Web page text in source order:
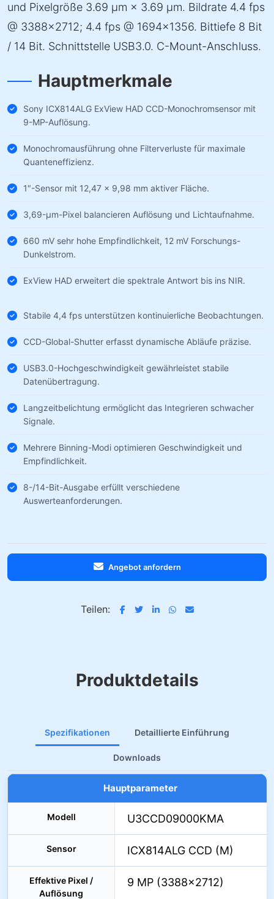
und Pixelgröße 3.69 µm × 3.69 µm. Bildrate 4.4 fps
@ 3388×2712; 4.4 fps @ 1694×1356. Bittiefe 8 Bit
/ 14 Bit. Schnittstelle USB3.0. C-Mount-Anschluss.
Hauptmerkmale
Sony ICX814ALG ExView HAD CCD-Monochromsensor mit
9-MP-Auflösung.
Monochromausführung ohne Filterverluste für maximale
Quanteneffizienz.
1″-Sensor mit 12,47 × 9,98 mm aktiver Fläche.
3,69-µm-Pixel balancieren Auflösung und Lichtaufnahme.
660 mV sehr hohe Empfindlichkeit, 12 mV Forschungs-
Dunkelstrom.
ExView HAD erweitert die spektrale Antwort bis ins NIR.
Stabile 4,4 fps unterstützen kontinuierliche Beobachtungen.
CCD-Global-Shutter erfasst dynamische Abläufe präzise.
USB3.0-Hochgeschwindigkeit gewährleistet stabile
Datenübertragung.
Langzeitbelichtung ermöglicht das Integrieren schwacher
Signale.
Mehrere Binning-Modi optimieren Geschwindigkeit und
Empfindlichkeit.
8-/14-Bit-Ausgabe erfüllt verschiedene
Auswerteanforderungen.
Angebot anfordern
Teilen:
Produktdetails
Spezifikationen Detaillierte Einführung
Downloads
Hauptparameter
Modell U3CCD09000KMA
Sensor ICX814ALG CCD (M)
Effektive Pixel /
Auflösung
9 MP (3388×2712)